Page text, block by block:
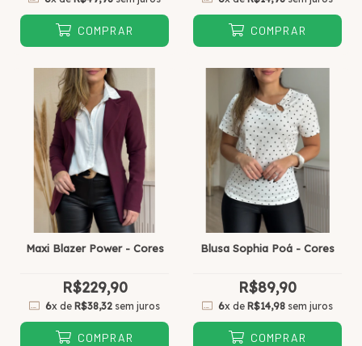
COMPRAR COMPRAR
Maxi Blazer Power - Cores
R$229,90
6x deR$38,32 sem juros
COMPRAR
Blusa Sophia Poá - Cores
R$89,90
6x deR$14,98 sem juros
COMPRAR